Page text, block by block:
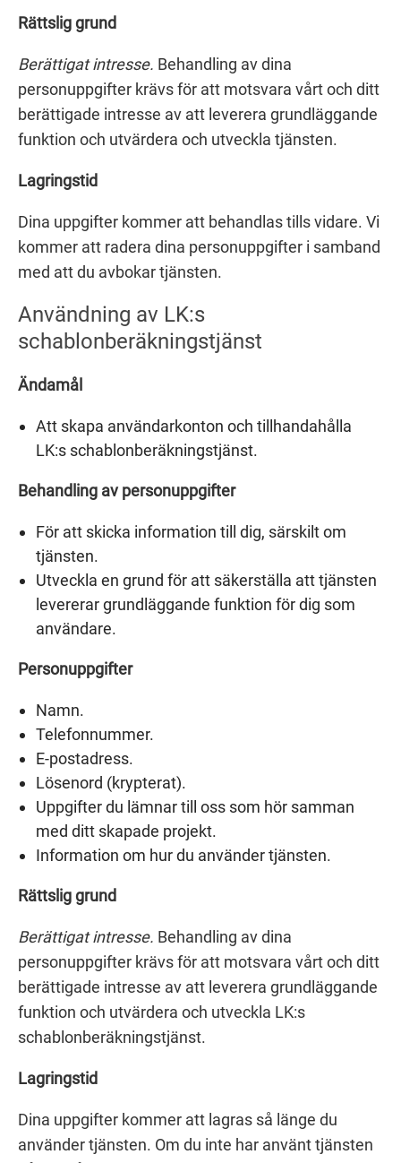
Rättslig grund
Berättigat intresse. Behandling av dina
personuppgifter krävs för att motsvara vårt och ditt
berättigade intresse av att leverera grundläggande
funktion och utvärdera och utveckla tjänsten.
Lagringstid
Dina uppgifter kommer att behandlas tills vidare. Vi
kommer att radera dina personuppgifter i samband
med att du avbokar tjänsten.
Användning av LK:s
schablonberäkningstjänst
Ändamål
Att skapa användarkonton och tillhandahålla
LK:s schablonberäkningstjänst.
Behandling av personuppgifter
För att skicka information till dig, särskilt om
tjänsten.
Utveckla en grund för att säkerställa att tjänsten
levererar grundläggande funktion för dig som
användare.
Personuppgifter
Namn.
Telefonnummer.
E-postadress.
Lösenord (krypterat).
Uppgifter du lämnar till oss som hör samman
med ditt skapade projekt.
Information om hur du använder tjänsten.
Rättslig grund
Berättigat intresse. Behandling av dina
personuppgifter krävs för att motsvara vårt och ditt
berättigade intresse av att leverera grundläggande
funktion och utvärdera och utveckla LK:s
schablonberäkningstjänst.
Lagringstid
Dina uppgifter kommer att lagras så länge du
använder tjänsten. Om du inte har använt tjänsten